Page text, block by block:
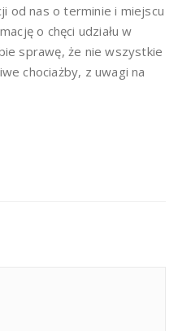
od nas o terminie i miejscu
o chęci udziału w
sprawę, że nie wszystkie
chociażby, z uwagi na